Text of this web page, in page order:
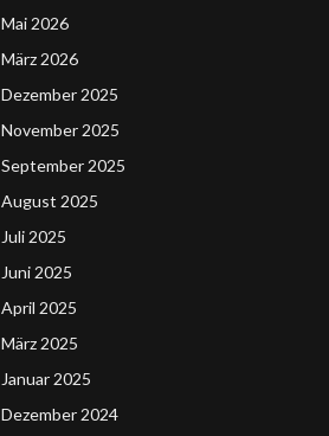
Mai 2026
März 2026
Dezember 2025
November 2025
September 2025
August 2025
Juli 2025
Juni 2025
April 2025
März 2025
Januar 2025
Dezember 2024